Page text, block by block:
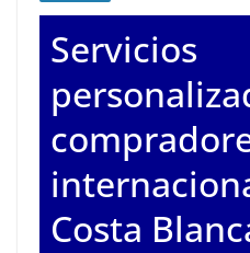
Servicios
Costa